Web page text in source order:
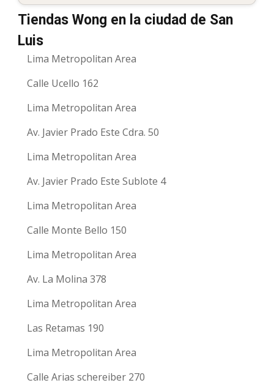
Tiendas Wong en la ciudad de San
Luis
Lima Metropolitan Area
Calle Ucello 162
Lima Metropolitan Area
Av. Javier Prado Este Cdra. 50
Lima Metropolitan Area
Av. Javier Prado Este Sublote 4
Lima Metropolitan Area
Calle Monte Bello 150
Lima Metropolitan Area
Av. La Molina 378
Lima Metropolitan Area
Las Retamas 190
Lima Metropolitan Area
Calle Arias schereiber 270